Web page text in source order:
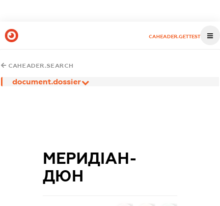
CAHEADER.GETTEST
CAHEADER.SEARCH
document.dossier
МЕРИДІАН-
ДЮН